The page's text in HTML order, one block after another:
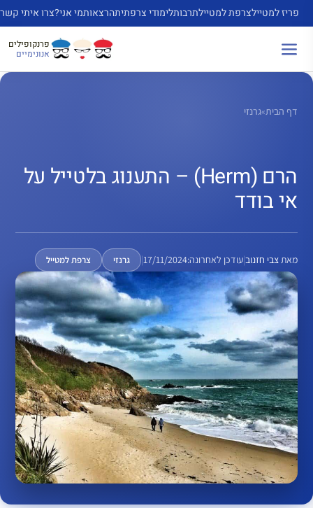
לדלג
לתוכן
פריז למטיילצרפת למטיילתרבותלימודי צרפתיתהרצאותמי אני?צרו איתי קשר
פרנקופילים
אנונימיים
דף הבית»גרנזי
הרם (Herm) – התענוג בלטייל על
אי בודד
מאתצבי חזנוב|עודכן לאחרונה:17/11/2024
| גרנזי צרפת למטייל